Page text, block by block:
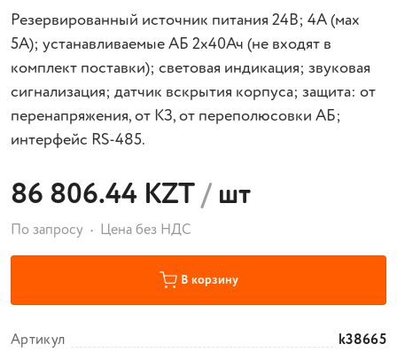
Резервированный источник питания 24В; 4А (мах
5А); устанавливаемые АБ 2х40Ач (не входят в
комплект поставки); световая индикация; звуковая
сигнализация; датчик вскрытия корпуса; защита: от
перенапряжения, от КЗ, от переполюсовки АБ;
интерфейс RS-485.
86 806.44 KZT/шт
По запросу Цена без НДС
В корзину
Артикул
k38665